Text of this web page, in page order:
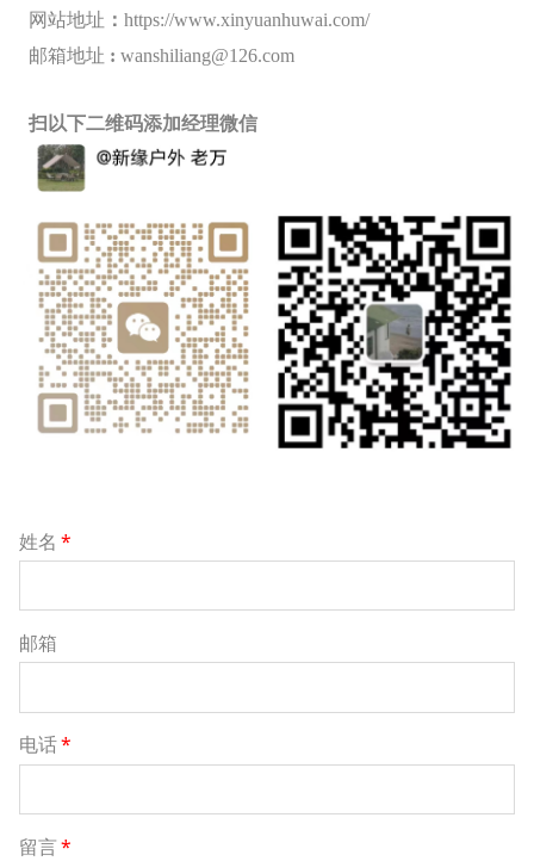
网站地址 ： https://www.xinyuanhuwai.com/
邮箱地址 : wanshiliang@126.com
扫以下二维码添加经理微信
姓名 *
邮箱
电话*
留言*